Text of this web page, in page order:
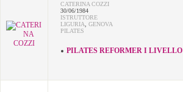
CATERINA COZZI
30/06/1984
ISTRUTTORE
LIGURIA
GENOVA
PILATES
PILATES REFORMER I LIVELLO